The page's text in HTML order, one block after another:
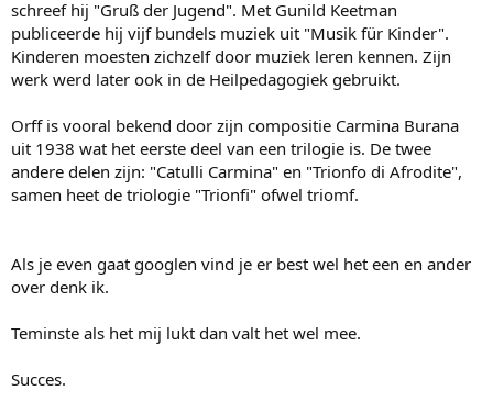
schreef hij "Gruß der Jugend". Met Gunild Keetman
publiceerde hij vijf bundels muziek uit "Musik für Kinder".
Kinderen moesten zichzelf door muziek leren kennen. Zijn
werk werd later ook in de Heilpedagogiek gebruikt.
Orff is vooral bekend door zijn compositie Carmina Burana
uit 1938 wat het eerste deel van een trilogie is. De twee
andere delen zijn: "Catulli Carmina" en "Trionfo di Afrodite",
samen heet de triologie "Trionfi" ofwel triomf.
Als je even gaat googlen vind je er best wel het een en ander
over denk ik.
Teminste als het mij lukt dan valt het wel mee.
Succes.